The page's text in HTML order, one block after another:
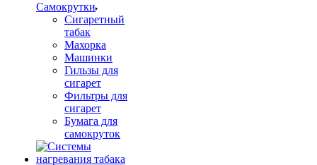
Самокрутки
Сигаретный
табак
Махорка
Машинки
Гильзы для
сигарет
Фильтры для
сигарет
Бумага для
самокруток